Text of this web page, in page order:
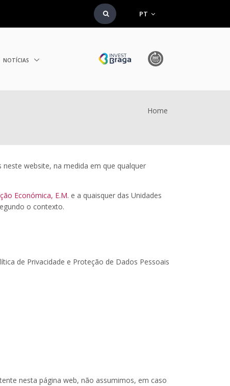
PT
NOTÍCIAS
Home
website, na medida em que qualquer
Económica, E.M. e a quaisquer das Unidades
o contexto.
de Privacidade e Proteção de Dados Pessoais
nesta página web, não assumimos, em caso